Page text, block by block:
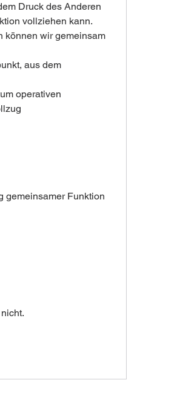
Druck des Anderen
vollziehen kann.
können wir gemeinsam
aus dem
operativen
gemeinsamer Funktion